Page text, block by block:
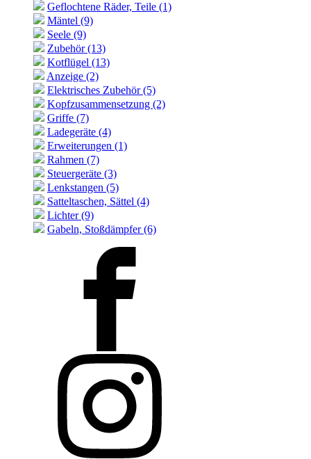
Geflochtene Räder, Teile (1)
Mäntel (9)
Seele (9)
Zubehör (13)
Kotflügel (13)
Anzeige (2)
Elektrisches Zubehör (5)
Kopfzusammensetzung (2)
Griffe (7)
Ladegeräte (4)
Erweiterungen (1)
Rahmen (7)
Steuergeräte (3)
Lenkstangen (5)
Satteltaschen, Sättel (4)
Lichter (9)
Gabeln, Stoßdämpfer (6)